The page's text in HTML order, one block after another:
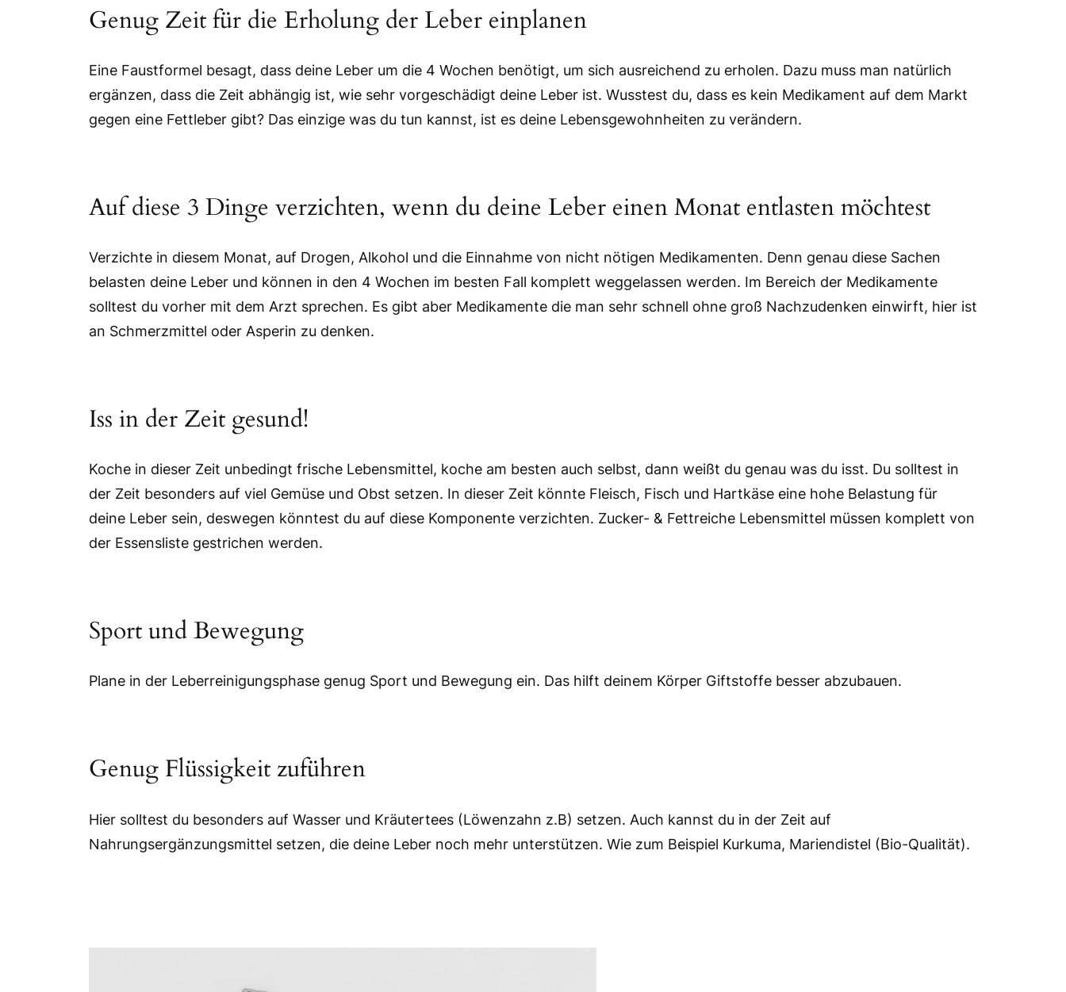
Genug Zeit für die Erholung der Leber einplanen
Eine Faustformel besagt, dass deine Leber um die 4 Wochen benötigt, um sich ausreichend zu erholen. Dazu muss man natürlich
ergänzen, dass die Zeit abhängig ist, wie sehr vorgeschädigt deine Leber ist. Wusstest du, dass es kein Medikament auf dem Markt
gegen eine Fettleber gibt? Das einzige was du tun kannst, ist es deine Lebensgewohnheiten zu verändern.
Auf diese 3 Dinge verzichten, wenn du deine Leber einen Monat entlasten möchtest
Verzichte in diesem Monat, auf Drogen, Alkohol und die Einnahme von nicht nötigen Medikamenten. Denn genau diese Sachen
belasten deine Leber und können in den 4 Wochen im besten Fall komplett weggelassen werden. Im Bereich der Medikamente
solltest du vorher mit dem Arzt sprechen. Es gibt aber Medikamente die man sehr schnell ohne groß Nachzudenken einwirft, hier ist
an Schmerzmittel oder Asperin zu denken.
Iss in der Zeit gesund!
Koche in dieser Zeit unbedingt frische Lebensmittel, koche am besten auch selbst, dann weißt du genau was du isst. Du solltest in
der Zeit besonders auf viel Gemüse und Obst setzen. In dieser Zeit könnte Fleisch, Fisch und Hartkäse eine hohe Belastung für
deine Leber sein, deswegen könntest du auf diese Komponente verzichten. Zucker- & Fettreiche Lebensmittel müssen komplett von
der Essensliste gestrichen werden.
Sport und Bewegung
Plane in der Leberreinigungsphase genug Sport und Bewegung ein. Das hilft deinem Körper Giftstoffe besser abzubauen.
Genug Flüssigkeit zuführen
Hier solltest du besonders auf Wasser und Kräutertees (Löwenzahn z.B) setzen. Auch kannst du in der Zeit auf
Nahrungsergänzungsmittel setzen, die deine Leber noch mehr unterstützen. Wie zum Beispiel Kurkuma, Mariendistel (Bio-Qualität).